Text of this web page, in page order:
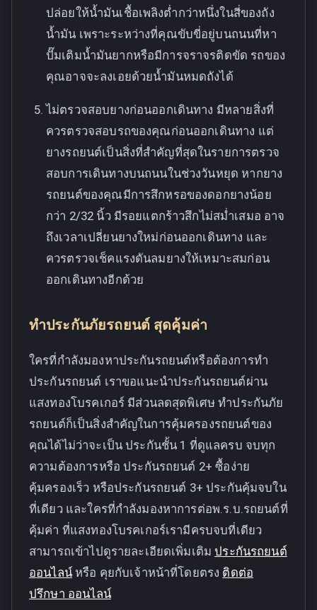
ปล่อยให้น้ำมันเชื้อเพลิงต่ำกว่าหนึ่งในสี่ของถัง
น้ำมัน เพราะระหว่างที่คุณขับขี่อยู่บนถนนที่หา
ปั๊มเติมน้ำมันยากหรือมีการจราจรติดขัด รถของ
คุณอาจจะลงเอยด้วยน้ำมันหมดถังได้
ไม่ตรวจสอบยางก่อนออกเดินทาง มีหลายสิ่งที่
ควรตรวจสอบรถของคุณก่อนออกเดินทาง แต่
ยางรถยนต์เป็นสิ่งที่สำคัญที่สุดในรายการตรวจ
สอบการเดินทางบนถนนในช่วงวันหยุด หากยาง
รถยนต์ของคุณมีการสึกหรอของดอกยางน้อย
กว่า 2/32 นิ้ว มีรอยแตกร้าวสึกไม่สม่ำเสมอ อาจ
ถึงเวลาเปลี่ยนยางใหม่ก่อนออกเดินทาง และ
ควรตรวจเช็คแรงดันลมยางให้เหมาะสมก่อน
ออกเดินทางอีกด้วย
ทำประกันภัยรถยนต์ สุดคุ้มค่า
ใครที่กำลังมองหาประกันรถยนต์หรือต้องการทำ
ประกันรถยนต์ เราขอแนะนำประกันรถยนต์ผ่าน
แสงทองโบรคเกอร์ มีส่วนลดสุดพิเศษ ทำประกันภัย
รถยนต์ก็เป็นสิ่งสำคัญในการคุ้มครองรถยนต์ของ
คุณได้ไม่ว่าจะเป็น ประกันชั้น 1 ที่ดูแลครบ จบทุก
ความต้องการหรือ ประกันรถยนต์ 2+ ซื้อง่าย
คุ้มครองเร็ว หรือประกันรถยนต์ 3+ ประกันคุ้มจบใน
ที่เดียว และใครที่กำลังมองหาการต่อพ.ร.บ.รถยนต์ที่
คุ้มค่า ที่แสงทองโบรคเกอร์เรามีครบจบที่เดียว
สามารถเข้าไปดูรายละเอียดเพิ่มเติมประกันรถยนต์
ออนไลน์หรือ คุยกับเจ้าหน้าที่โดยตรง ติดต่อ
ปรึกษา ออนไลน์